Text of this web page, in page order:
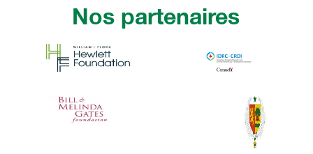
Nos partenaires